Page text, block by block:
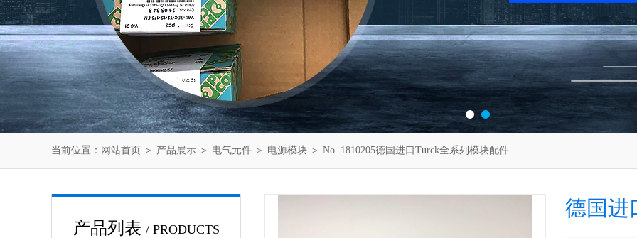
当前位置： 网站首页 ＞ 产品展示 ＞ 电气元件 ＞ 电源模块 ＞ No. 1810205德国进口Turck全系列模块配件
产品列表 / PRODUCTS
德国进